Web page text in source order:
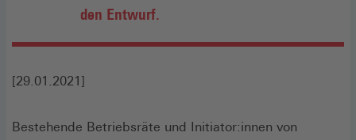
den Entwurf.
[29.01.2021]
Bestehende Betriebsräte und Initiator:innen von